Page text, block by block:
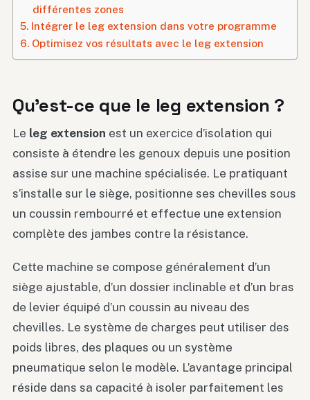
différentes zones
Intégrer le leg extension dans votre programme
Optimisez vos résultats avec le leg extension
Qu’est-ce que le leg extension ?
Le leg extension est un exercice d’isolation qui
consiste à étendre les genoux depuis une position
assise sur une machine spécialisée. Le pratiquant
s’installe sur le siège, positionne ses chevilles sous
un coussin rembourré et effectue une extension
complète des jambes contre la résistance.
Cette machine se compose généralement d’un
siège ajustable, d’un dossier inclinable et d’un bras
de levier équipé d’un coussin au niveau des
chevilles. Le système de charges peut utiliser des
poids libres, des plaques ou un système
pneumatique selon le modèle. L’avantage principal
réside dans sa capacité à isoler parfaitement les